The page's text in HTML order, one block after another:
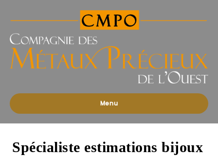
des
Précieux
l'Ouest
Menu
Spécialiste estimations bijoux